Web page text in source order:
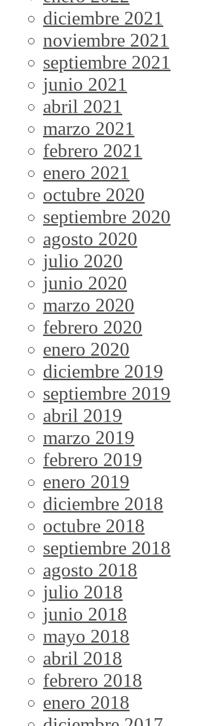
diciembre 2021
noviembre 2021
septiembre 2021
junio 2021
abril 2021
marzo 2021
febrero 2021
enero 2021
octubre 2020
septiembre 2020
agosto 2020
julio 2020
junio 2020
marzo 2020
febrero 2020
enero 2020
diciembre 2019
septiembre 2019
abril 2019
marzo 2019
febrero 2019
enero 2019
diciembre 2018
octubre 2018
septiembre 2018
agosto 2018
julio 2018
junio 2018
mayo 2018
abril 2018
febrero 2018
enero 2018